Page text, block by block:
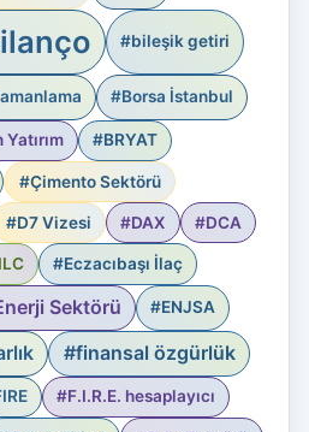
#bileşik getiri
#Borsa İstanbul
#BRYAT
#Çimento Sektörü
#D7 Vizesi #DAX #DCA
#Eczacıbaşı İlaç
Sektörü #ENJSA
#finansal özgürlük
#F.I.R.E. hesaplayıcı